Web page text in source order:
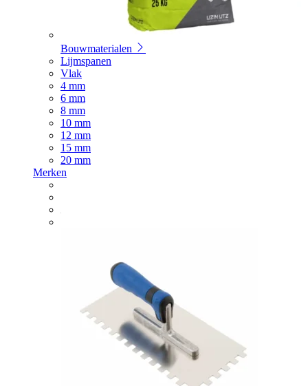
Bouwmaterialen
Lijmspanen
Vlak
4 mm
6 mm
8 mm
10 mm
12 mm
15 mm
20 mm
Merken